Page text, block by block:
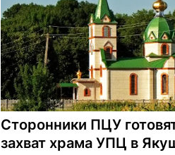
Сторонники ПЦУ
захват храма УПЦ в